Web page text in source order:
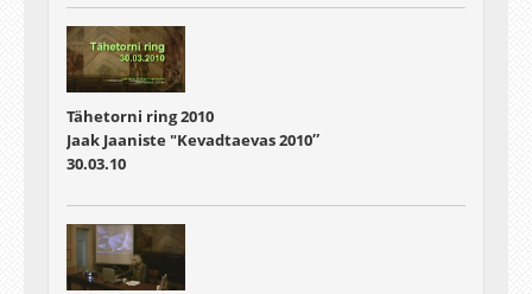
Tähetorni ring 2010
Jaak Jaaniste "Kevadtaevas 2010″
30.03.10